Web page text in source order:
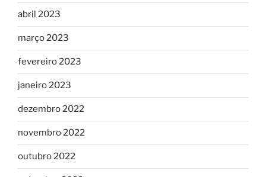
abril 2023
março 2023
fevereiro 2023
janeiro 2023
dezembro 2022
novembro 2022
outubro 2022